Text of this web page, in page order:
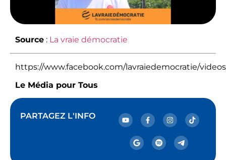
Source : La vraie démocratie
https://www.facebook.com/lavraiedemocratie/
Le Média pour Tous
PARTAGEZ L'INFO